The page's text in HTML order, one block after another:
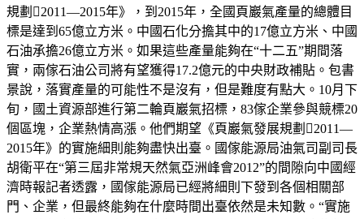
規劃2011—2015年》，到2015年，全國頁巖氣產量的總體目
標是達到65億立方米。中國石化分擔其中的17億立方米、中國
石油承擔26億立方米。如果這些產量能夠在“十二五”期間落
實，兩傢石油公司將有望獲得17.2億元的中央財政補貼。包書
景說，落實產量的可能性不是沒有，但是難度有點大。10月下
旬，國土資源部進行第二輪頁巖氣招標，83傢企業參與競標20
個區塊，企業熱情高漲。他們期望《頁巖氣發展規劃2011—
2015年》的實施細則能夠盡快出臺。國傢能源局油氣司副司長
胡衛平在“第三屆非常規天然氣亞洲峰會2012”的間隙向中國經
濟時報記者透露，國傢能源局已經將細則下發到各個相關部
門、企業，但最終能夠在什麼時間出臺依然是未知數。“實施